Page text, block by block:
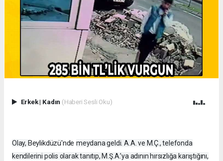
Erkek| Kadın (Haberi Sesli Oku)
Olay, Beylikdüzü'nde meydana geldi. A.A. ve M.Ç., telefonda
kendilerini polis olarak tanıtıp, M.Ş.A.’ya adının hırsızlığa karıştığını,